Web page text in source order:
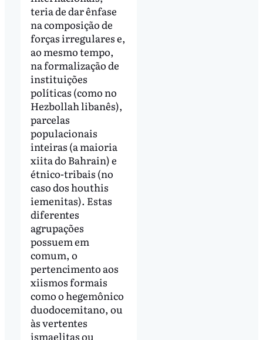
teria de dar ênfase
na composição de
forças irregulares e,
ao mesmo tempo,
na formalização de
instituições
políticas (como no
Hezbollah libanês),
parcelas
populacionais
inteiras (a maioria
xiita do Bahrain) e
étnico-tribais (no
caso dos houthis
iemenitas). Estas
diferentes
agrupações
possuem em
comum, o
pertencimento aos
xiismos formais
como o hegemônico
duodocemitano, ou
às vertentes
ismaelitas ou